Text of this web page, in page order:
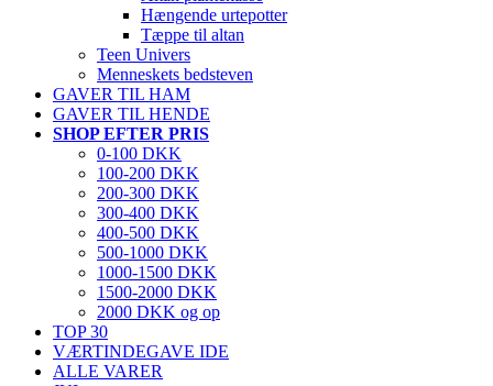
Hængende urtepotter
Tæppe til altan
Teen Univers
Menneskets bedsteven
GAVER TIL HAM
GAVER TIL HENDE
SHOP EFTER PRIS
0-100 DKK
100-200 DKK
200-300 DKK
300-400 DKK
400-500 DKK
500-1000 DKK
1000-1500 DKK
1500-2000 DKK
2000 DKK og op
TOP 30
VÆRTINDEGAVE IDE
ALLE VARER